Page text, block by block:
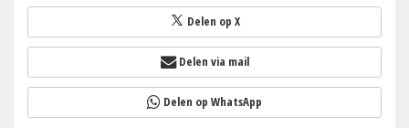
Delen op X
Delen via mail
Delen op WhatsApp